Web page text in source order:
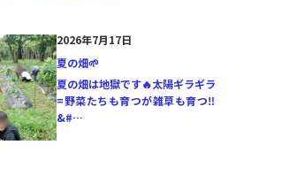
2026年7月17日
夏の畑🌱
夏の畑は地獄です🔥太陽ギラギラ
=野菜たちも育つが雑草も育つ‼️
&#…